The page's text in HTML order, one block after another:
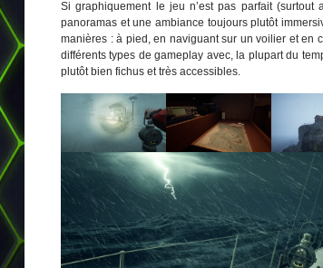
Si graphiquement le jeu n’est pas parfait
panoramas et une ambiance toujours plutôt
manières : à pied, en naviguant sur un voilier et en
différents types de gameplay avec, la plupart du
plutôt bien fichus et très accessibles.